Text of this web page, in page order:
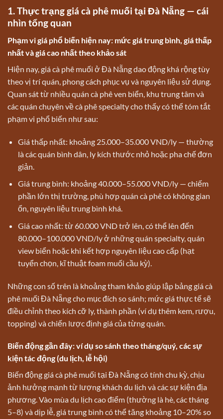
1. Thực trạng giá cà phê muối tại Đà Nẵng — cái
nhìn tổng quan
Phạm vi giá phổ biến hiện nay: mức giá trung bình, giá thấp
nhất và giá cao nhất theo khảo sát
Hiện nay, giá cà phê muối ở Đà Nẵng dao động khá rộng tùy
theo vị trí quán, phong cách phục vụ và nguyên liệu sử dụng.
Quan sát từ nhiều quán cà phê ven biển, khu trung tâm và
các quán chuyên về cà phê specialty cho thấy có thể tóm tắt
phạm vi phổ biến như sau:
Giá thấp nhất: khoảng 25.000–35.000 VND/ly — thường
là các quán bình dân, ly kích thước nhỏ hoặc pha chế đơn
giản.
Giá trung bình: khoảng 40.000–55.000 VND/ly — chiếm
phần lớn thị trường, phù hợp quán cà phê có không gian
ổn, nguyên liệu trung bình khá.
Giá cao nhất: từ 60.000 VND trở lên, có thể lên đến
80.000–100.000 VND/ly ở những quán specialty, quán
view biển hoặc khi kết hợp nguyên liệu cao cấp (hạt
tuyển chọn, kĩ thuật foam muối cầu kỳ).
Những con số trên là khoảng tham khảo giúp lập bảng giá cà
phê muối Đà Nẵng cho mục đích so sánh; mức giá thực tế sẽ
điều chỉnh theo kích cỡ ly, thành phần (ví dụ thêm kem, rượu,
topping) và chiến lược định giá của từng quán.
Biến động gần đây: ví dụ so sánh theo tháng/quý, các sự
kiện tác động (du lịch, lễ hội)
Biến động giá cà phê muối tại Đà Nẵng có tính chu kỳ, chịu
ảnh hưởng mạnh từ lượng khách du lịch và các sự kiện địa
phương. Vào mùa du lịch cao điểm (thường là hè, các tháng
5–8) và dịp lễ, giá trung bình có thể tăng khoảng 10–20% so